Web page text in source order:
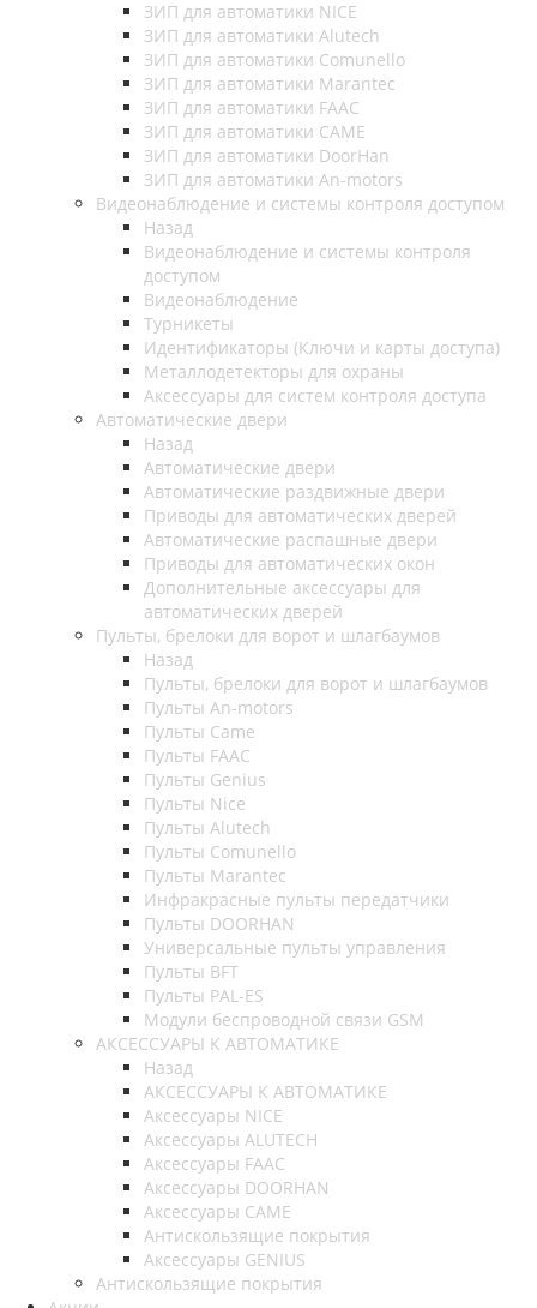
ЗИП для автоматики NICE
ЗИП для автоматики Alutech
ЗИП для автоматики Comunello
ЗИП для автоматики Marantec
ЗИП для автоматики FAAC
ЗИП для автоматики CAME
ЗИП для автоматики DoorHan
ЗИП для автоматики An-motors
Видеонаблюдение и системы контроля доступом
Назад
Видеонаблюдение и системы контроля
доступом
Видеонаблюдение
Турникеты
Идентификаторы (Ключи и карты доступа)
Металлодетекторы для охраны
Аксессуары для систем контроля доступа
Автоматические двери
Назад
Автоматические двери
Автоматические раздвижные двери
Приводы для автоматических дверей
Автоматические распашные двери
Приводы для автоматических окон
Дополнительные аксессуары для
автоматических дверей
Пульты, брелоки для ворот и шлагбаумов
Назад
Пульты, брелоки для ворот и шлагбаумов
Пульты An-motors
Пульты Came
Пульты FAAC
Пульты Genius
Пульты Nice
Пульты Alutech
Пульты Сomunello
Пульты Marantec
Инфракрасные пульты передатчики
Пульты DOORHAN
Универсальные пульты управления
Пульты BFT
Пульты PAL-ES
Модули беспроводной связи GSM
АКСЕССУАРЫ К АВТОМАТИКЕ
Назад
АКСЕССУАРЫ К АВТОМАТИКЕ
Аксессуары NICE
Аксессуары ALUTECH
Аксессуары FAAC
Аксессуары DOORHAN
Аксессуары CAME
Антискользящие покрытия
Аксессуары GENIUS
Антискользящие покрытия